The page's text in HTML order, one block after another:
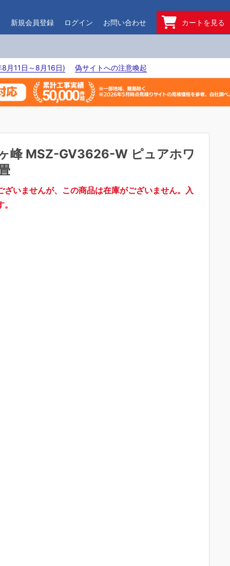
新規会員登録 ログイン お問い合わせ カートを見る
月11日～8月16日) 偽サイトへの注意喚起
峰 MSZ-GV3626-W ピュアホワ
ざいませんが、この商品は在庫がございません。入